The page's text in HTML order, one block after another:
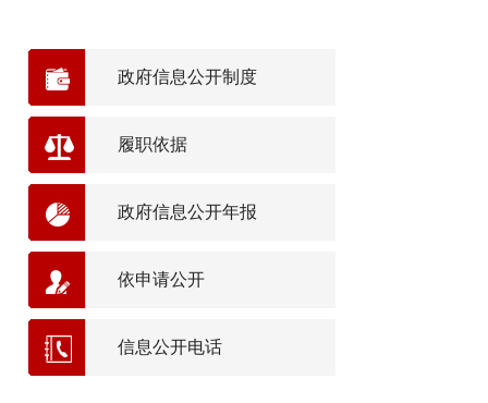
政府信息公开制度
履职依据
政府信息公开年报
依申请公开
信息公开电话